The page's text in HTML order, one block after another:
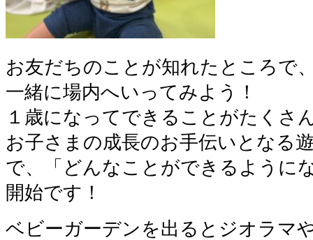
お友だちのことが知れたところで
一緒に場内へいってみよう！
１歳になってできることがたくさ
お子さまの成長のお手伝いとなる
で、「どんなことができるように
開始です！
ベビーガーデンを出るとジオラマ